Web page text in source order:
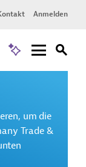
Anmelden
um die
Trade &